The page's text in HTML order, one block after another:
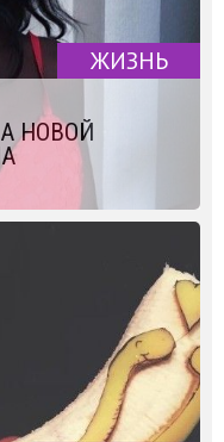
ЖИЗНЬ
НОВОЙ